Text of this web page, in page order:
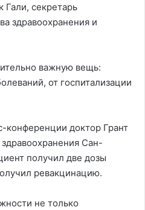
секретарь
здравоохранения и
важную вещь:
от госпитализации
конференции доктор Грант
Сан-
получил две дозы
ревакцинацию.
не только